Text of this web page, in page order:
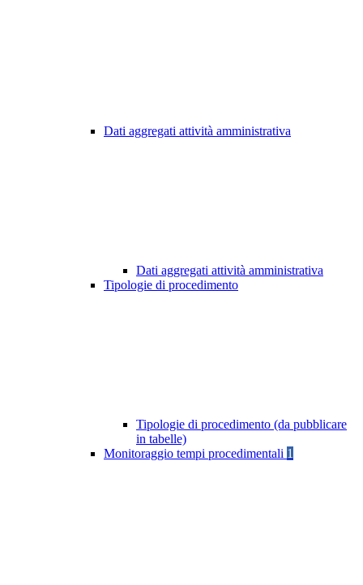
Dati aggregati attività amministrativa
Dati aggregati attività amministrativa
Tipologie di procedimento
Tipologie di procedimento (da pubblicare
in tabelle)
Monitoraggio tempi procedimentali 1